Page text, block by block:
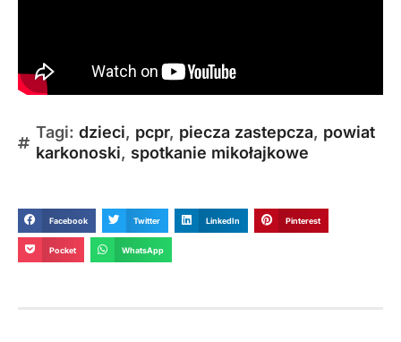
Tagi: dzieci, pcpr, piecza zastepcza, powiat
karkonoski, spotkanie mikołajkowe
Facebook Twitter LinkedIn Pinterest
Pocket WhatsApp